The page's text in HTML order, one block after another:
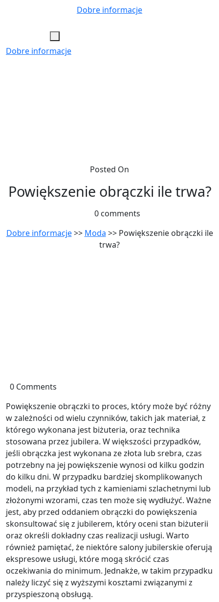
Dobre informacje
Dobre informacje
Posted On
Powiększenie obrączki ile trwa?
0 comments
Dobre informacje>> Moda >> Powiększenie obrączki ile
trwa?
0 Comments
Powiększenie obrączki to proces, który może być różny
w zależności od wielu czynników, takich jak materiał, z
którego wykonana jest biżuteria, oraz technika
stosowana przez jubilera. W większości przypadków,
jeśli obrączka jest wykonana ze złota lub srebra, czas
potrzebny na jej powiększenie wynosi od kilku godzin
do kilku dni. W przypadku bardziej skomplikowanych
modeli, na przykład tych z kamieniami szlachetnymi lub
złożonymi wzorami, czas ten może się wydłużyć. Ważne
jest, aby przed oddaniem obrączki do powiększenia
skonsultować się z jubilerem, który oceni stan biżuterii
oraz określi dokładny czas realizacji usługi. Warto
również pamiętać, że niektóre salony jubilerskie oferują
ekspresowe usługi, które mogą skrócić czas
oczekiwania do minimum. Jednakże, w takim przypadku
należy liczyć się z wyższymi kosztami związanymi z
przyspieszoną obsługą.